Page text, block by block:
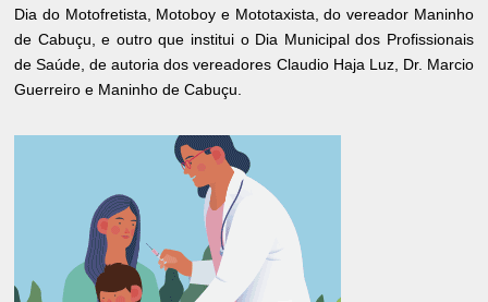
Dia do Motofretista, Motoboy e Mototaxista, do vereador Maninho
de Cabuçu, e outro que institui o Dia Municipal dos Profissionais
de Saúde, de autoria dos vereadores Claudio Haja Luz, Dr. Marcio
Guerreiro e Maninho de Cabuçu.